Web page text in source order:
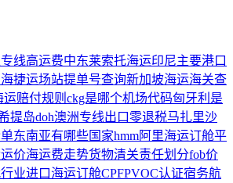
线高运费中东莱索托海运印尼主要港口
捷运场站提单号查询新加坡海运海关查
运赔付规则 ckg是哪个机场代码匈牙利是
提岛doh澳洲专线出口零退税马扎里沙
东南亚有哪些国家hmm阿里海运订舱平
价海运费走势货物清关责任划分fob价
业进口海运订舱CPFPVOC认证宿务航